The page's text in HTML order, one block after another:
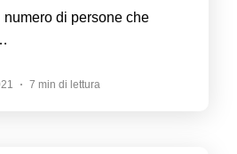
numero di persone che
7 min di lettura